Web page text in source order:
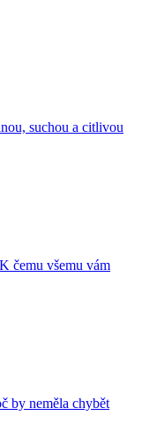
suchou a citlivou
čemu všemu vám
by neměla chybět